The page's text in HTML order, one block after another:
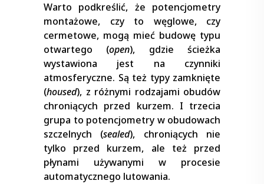
Warto podkreślić, że potencjometry
montażowe, czy to węglowe, czy
cermetowe, mogą mieć budowę typu
otwartego (open), gdzie ścieżka
wystawiona jest na czynniki
atmosferyczne. Są też typy zamknięte
(housed), z różnymi rodzajami obudów
chroniących przed kurzem. I trzecia
grupa to potencjometry w obudowach
szczelnych (sealed), chroniących nie
tylko przed kurzem, ale też przed
płynami używanymi w procesie
automatycznego lutowania.